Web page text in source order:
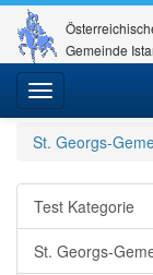
Gemeinde
Toggle
navigation
St. Georgs-
Test Kategorie
St. Georgs-